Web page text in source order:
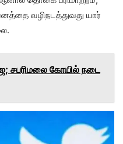
வழிநடத்துவது யார்
சபரிமலை கோயில் நடை